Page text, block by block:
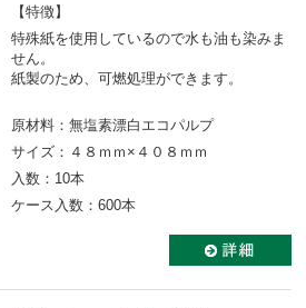
【特徴】
特殊紙を使用しているので水も油も染みま
せん。
紙製のため、可燃処理ができます。
原材料：無塩素漂白エコパルプ
サイズ：４８ｍｍ×４０８ｍｍ
入数：10本
ケース入数：600本